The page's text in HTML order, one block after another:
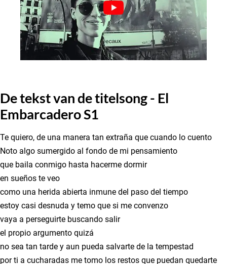
De tekst van de titelsong - El
Embarcadero S1
Te quiero, de una manera tan extraña que cuando lo cuento
Noto algo sumergido al fondo de mi pensamiento
que baila conmigo hasta hacerme dormir
en sueños te veo
como una herida abierta inmune del paso del tiempo
estoy casi desnuda y temo que si me convenzo
vaya a perseguirte buscando salir
el propio argumento quizá
no sea tan tarde y aun pueda salvarte de la tempestad
por ti a cucharadas me tomo los restos que puedan quedarte